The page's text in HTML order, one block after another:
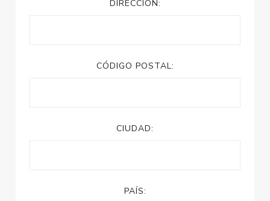
DIRECCIÓN:
CÓDIGO POSTAL:
CIUDAD:
PAÍS: